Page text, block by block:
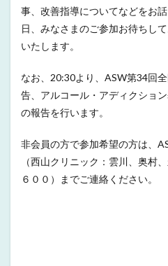
事、改善指導についてなどをお
日、みなさまのご参加お待ちし
いたします。
なお、20:30より、ASW第34回
告、アルコール・アディクショ
の報告を行います。
非会員の方で参加希望の方は、
（西山クリニック：雲川、奥村
６００）までご連絡ください。